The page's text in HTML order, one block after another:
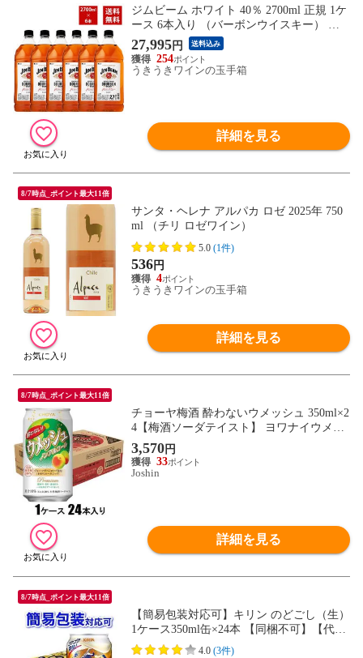
ジムビーム ホワイト 40％ 2700ml 正規 1ケ
ース 6本入り （バーボンウイスキー） 送
料無料
27,995円 送料込み
254
うきうきワインの玉手箱
詳細を見る
8/7時点_ポイント最大11倍
サンタ・ヘレナ アルパカ ロゼ 2025年 750
ml （チリ ロゼワイン）
5.0 (1件)
536円
4
うきうきワインの玉手箱
詳細を見る
8/7時点_ポイント最大11倍
チョーヤ梅酒 酔わないウメッシュ 350ml×2
4【梅酒ソーダテイスト】 ヨワナイウメツ
シユ350ML 【返品種別B】
3,570円
33
Joshin
詳細を見る
8/7時点_ポイント最大11倍
【簡易包装対応可】キリン のどごし（生）
1ケース350ml缶×24本 【同梱不可】【代引
不可】
4.0 (3件)